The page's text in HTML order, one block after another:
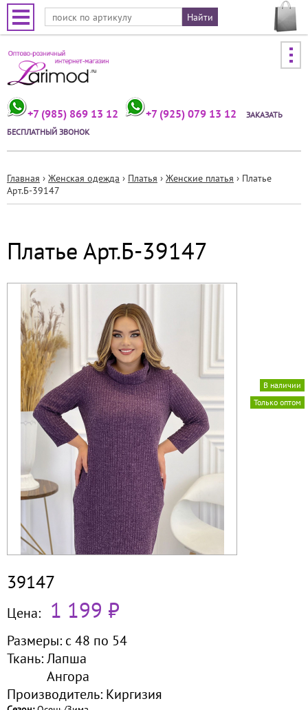
Jump to navigation
+7 (985) 869 13 12 +7 (925) 079 13 12
ЗАКАЗАТЬ
БЕСПЛАТНЫЙ ЗВОНОК
Вы
Главная › Женская одежда › Платья › Женские платья › Платье
Арт.Б-39147
Платье Арт.Б-39147
Только оптом
В наличии
39147
Цена: 1 199 ₽
Размеры: с 48 по 54
Ткань:Лапша
Ангора
Производитель: Киргизия